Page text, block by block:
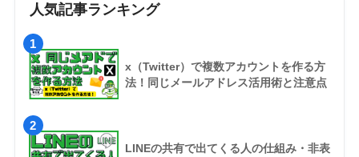
人気記事ランキング
1
x（Twitter）で複数アカウントを作る方
法！同じメールアドレス活用術と注意点
2
LINEの共有で出てくる人の仕組み・非表